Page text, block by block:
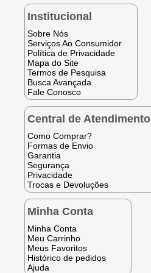
Institucional
Sobre Nós
Serviços Ao Consumidor
Política de Privacidade
Mapa do Site
Termos de Pesquisa
Busca Avançada
Fale Conosco
Central de Atendimento
Como Comprar?
Formas de Envio
Garantia
Segurança
Privacidade
Trocas e Devoluções
Minha Conta
Minha Conta
Meu Carrinho
Meus Favoritos
Histórico de pedidos
Ajuda